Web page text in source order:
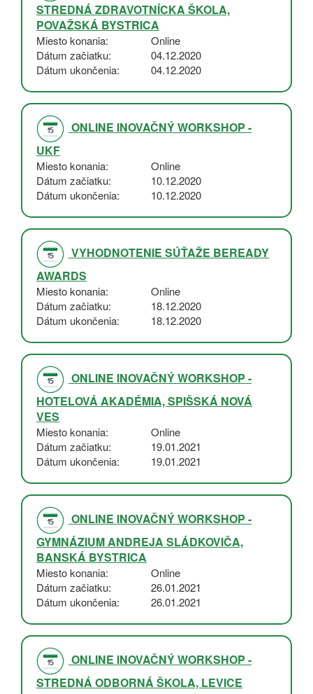
STREDNÁ ZDRAVOTNÍCKA ŠKOLA,
POVAŽSKÁ BYSTRICA
Miesto konania
Online
Dátum začiatku
04.12.2020
Dátum ukončenia
04.12.2020
ONLINE INOVAČNÝ WORKSHOP -
UKF
Miesto konania
Online
Dátum začiatku
10.12.2020
Dátum ukončenia
10.12.2020
VYHODNOTENIE SÚŤAŽE BEREADY
AWARDS
Miesto konania
Online
Dátum začiatku
18.12.2020
Dátum ukončenia
18.12.2020
ONLINE INOVAČNÝ WORKSHOP -
HOTELOVÁ AKADÉMIA, SPIŠSKÁ NOVÁ
VES
Miesto konania
Online
Dátum začiatku
19.01.2021
Dátum ukončenia
19.01.2021
ONLINE INOVAČNÝ WORKSHOP -
GYMNÁZIUM ANDREJA SLÁDKOVIČA,
BANSKÁ BYSTRICA
Miesto konania
Online
Dátum začiatku
26.01.2021
Dátum ukončenia
26.01.2021
ONLINE INOVAČNÝ WORKSHOP -
STREDNÁ ODBORNÁ ŠKOLA, LEVICE